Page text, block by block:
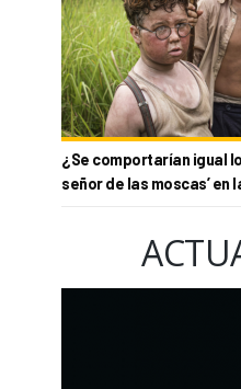
¿Se comportarían igual
señor de las moscas’ en